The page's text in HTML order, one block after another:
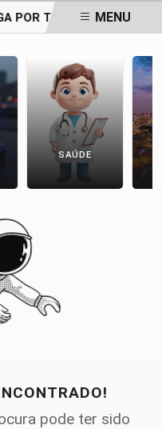
POR TELHADOSMENU
SAÚDE
pode ter sido